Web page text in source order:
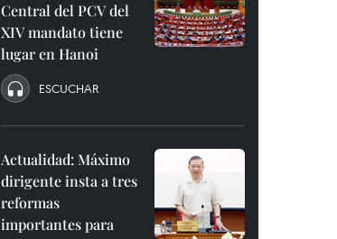
Central del PCV del
XIV mandato tiene
lugar en Hanoi
ESCUCHAR
Actualidad: Máximo
dirigente insta a tres
reformas
importantes para